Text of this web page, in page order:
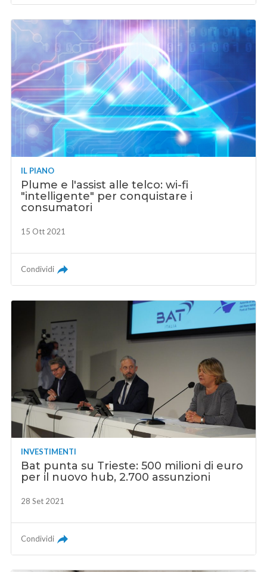
IL PIANO
Plume e l'assist alle telco: wi-fi
"intelligente" per conquistare i
consumatori
15 Ott 2021
Condividi
INVESTIMENTI
Bat punta su Trieste: 500 milioni di euro
per il nuovo hub, 2.700 assunzioni
28 Set 2021
Condividi